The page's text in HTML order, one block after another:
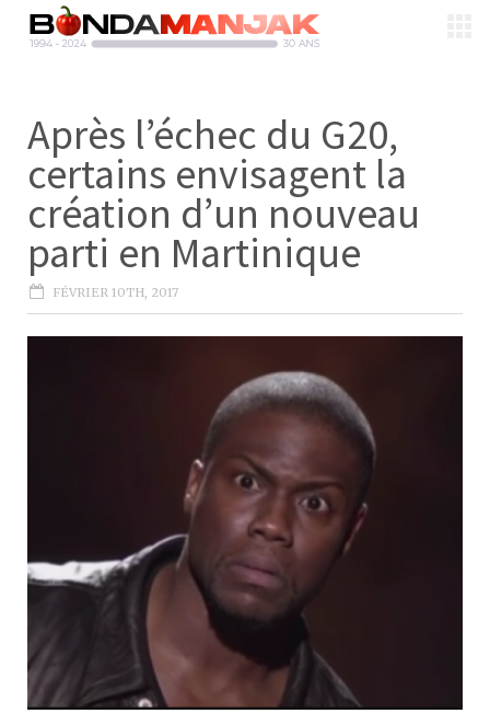
Après l’échec du G20,
certains envisagent la
création d’un nouveau
parti en Martinique
FÉVRIER 10TH, 2017